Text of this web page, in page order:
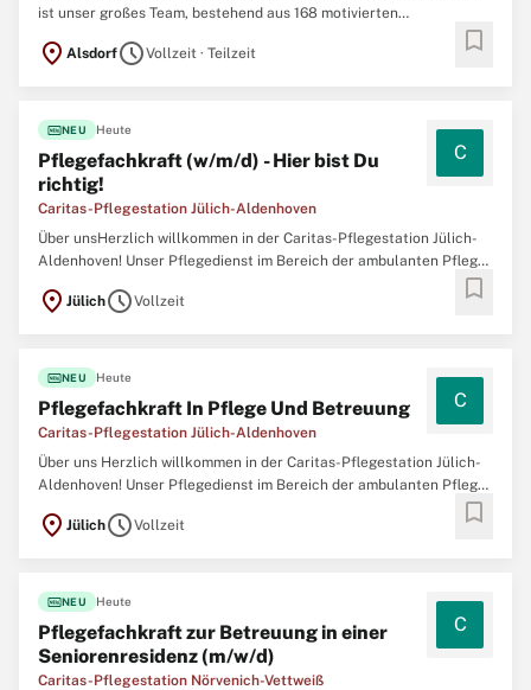
ist unser großes Team, bestehend aus 168 motivierten
Bewohner:innen die Pflege anzubieten und zu leisten, die sie
location_on AlsdorfscheduleVollzeit · Teilzeit bookmark
fiber_newNEU Heute
Pflegefachkraft (w/m/d) - Hier bist Du
richtig!
Caritas-Pflegestation Jülich-Aldenhoven
C
Über unsHerzlich willkommen in der Caritas-Pflegestation Jülich-
Aldenhoven! Unser Pflegedienst im Bereich der ambulanten Pflege
und Betreuung liegt im schönen Jülich und gibt täglich sein Bestes
bei der Zusammenarbeit mit hilfebedürftigen Menschen. Seit vielen
location_on JülichscheduleVollzeit bookmark
fiber_newNEU Heute
Pflegefachkraft In Pflege Und Betreuung
Caritas-Pflegestation Jülich-Aldenhoven
C
Über uns Herzlich willkommen in der Caritas-Pflegestation Jülich-
Aldenhoven! Unser Pflegedienst im Bereich der ambulanten Pflege
und Betreuung liegt im schönen Jülich und gibt täglich sein Bestes
bei der Zusammenarbeit mit hilfebedürftigen Menschen. Seit vielen
location_on JülichscheduleVollzeit bookmark
fiber_newNEU Heute
Pflegefachkraft zur Betreuung in einer
Seniorenresidenz (m/w/d)
Caritas-Pflegestation Nörvenich-Vettweiß
C